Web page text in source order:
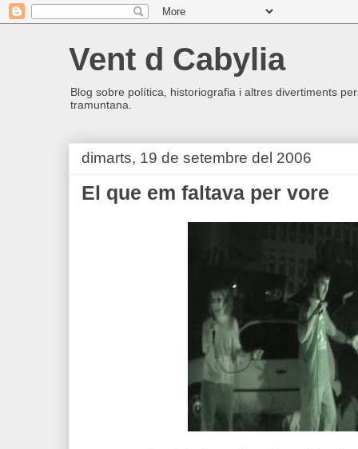
Vent d Cabylia
Blog sobre política, historiografia i altres divertiments
tramuntana.
dimarts, 19 de setembre del 2006
El que em faltava per vore